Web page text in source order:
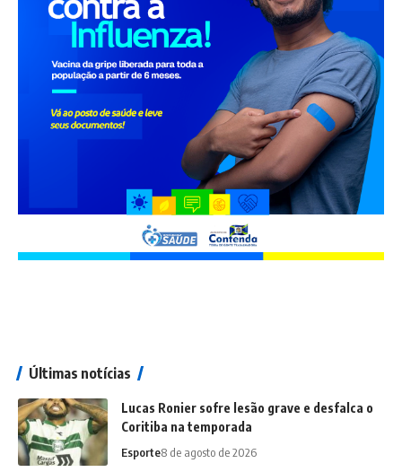
Últimas notícias
Lucas Ronier sofre lesão grave e desfalca o
Coritiba na temporada
Esporte8 de agosto de 2026